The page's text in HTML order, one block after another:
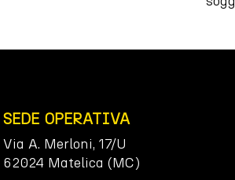
SEDE OPERATIVA
Via A. Merloni, 17/U
62024 Matelica (MC)